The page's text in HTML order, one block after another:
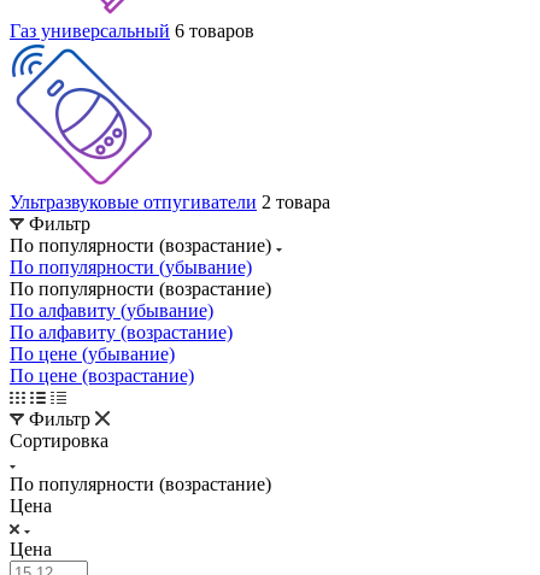
Газ универсальный 6 товаров
Ультразвуковые отпугиватели 2 товара
Фильтр
По популярности (возрастание)
По популярности (убывание)
По популярности (возрастание)
По алфавиту (убывание)
По алфавиту (возрастание)
По цене (убывание)
По цене (возрастание)
Фильтр
Сортировка
По популярности (возрастание)
Цена
Цена